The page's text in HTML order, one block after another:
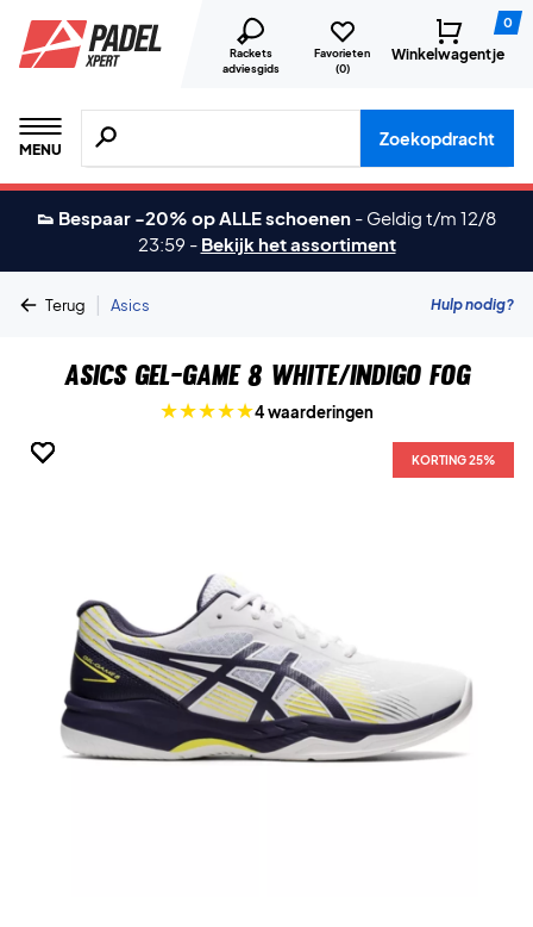
Rackets
adviesgids
Favorieten
(0)
0
Winkelwagentje
MENU
Zoeken naar producten, merken etc.
Zoekopdracht
👟 Bespaar -20% op ALLE schoenen - Geldig t/m 12/8
23:59 - Bekijk het assortiment
Terug | Asics Hulp nodig?
Asics Gel-Game 8 White/Indigo Fog
4 waarderingen
KORTING 25%
KORTING 25%
KORTING 25%
KORTING 25%
KORTING 25%
KORTING 25%